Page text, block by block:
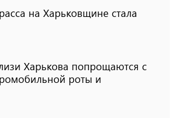
на Харьковщине стала
Харькова попрощаются с
роты и